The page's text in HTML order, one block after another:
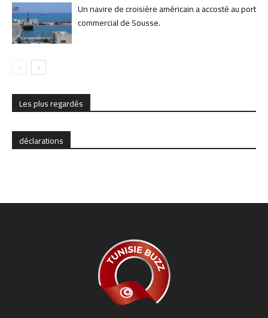
Un navire de croisière américain a accosté au port
commercial de Sousse.
Les plus regardés
déclarations